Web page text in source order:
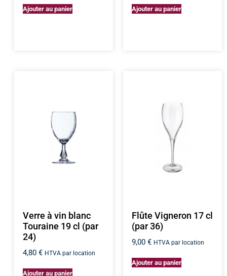
Ajouter au panier Ajouter au panier
Verre à vin blanc
Touraine 19 cl (par
24)
4,80€ HTVA par location
Ajouter au panier
Flûte Vigneron 17 cl
(par 36)
9,00€ HTVA par location
Ajouter au panier